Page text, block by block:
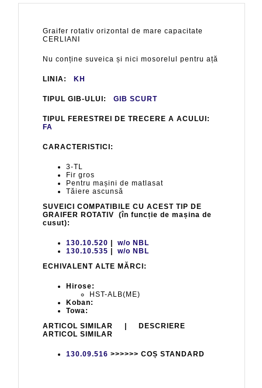
Graifer rotativ orizontal de mare capacitate
CERLIANI
Nu conține suveica și nici mosorelul pentru ață
LINIA: KH
TIPUL GIB-ULUI: GIB SCURT
TIPUL FERESTREI DE TRECERE A ACULUI:
FA
CARACTERISTICI:
3-TL
Fir gros
Pentru mașini de matlasat
Tăiere ascunsă
SUVEICI COMPATIBILE CU ACEST TIP DE
GRAIFER ROTATIV (în funcție de mașina de
cusut):
130.10.520
w/o NBL
130.10.535
w/o NBL
ECHIVALENT ALTE MĂRCI:
Hirose:
HST-ALB(ME)
Koban:
Towa:
ARTICOL SIMILAR | DESCRIERE
ARTICOL SIMILAR
130.09.516 >>>>>> COȘ STANDARD